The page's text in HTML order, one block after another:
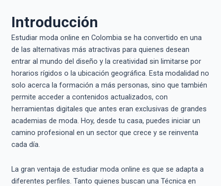
Introducción
Estudiar moda online en Colombia se ha convertido en una
de las alternativas más atractivas para quienes desean
entrar al mundo del diseño y la creatividad sin limitarse por
horarios rígidos o la ubicación geográfica. Esta modalidad no
solo acerca la formación a más personas, sino que también
permite acceder a contenidos actualizados, con
herramientas digitales que antes eran exclusivas de grandes
academias de moda. Hoy, desde tu casa, puedes iniciar un
camino profesional en un sector que crece y se reinventa
cada día.
La gran ventaja de estudiar moda online es que se adapta a
diferentes perfiles. Tanto quienes buscan una Técnica en